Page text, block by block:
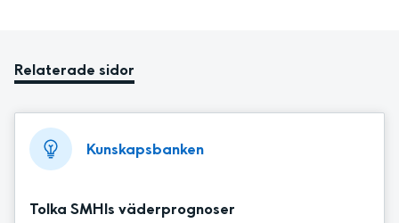
Relaterade sidor
Kunskapsbanken
Tolka SMHIs väderprognoser